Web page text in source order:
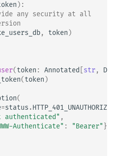
):
any security at all
, token )
(token : Annotated str,
(token )
(
=status .HTTP_401_UNAUTHORIZED
authenticated" ,
Authenticate" : "Bearer" },